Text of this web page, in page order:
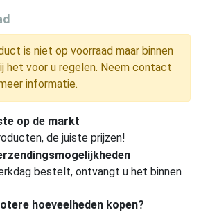
is niet op voorraad maar binnen
het voor u regelen. Neem contact
informatie.
op de markt
de juiste prijzen!
bestelt, ontvangt u het binnen
hoeveelheden kopen?